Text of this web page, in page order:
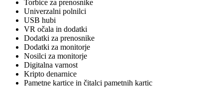
Torbice za prenosnike
Univerzalni polnilci
USB hubi
VR očala in dodatki
Dodatki za prenosnike
Dodatki za monitorje
Nosilci za monitorje
Digitalna varnost
Kripto denarnice
Pametne kartice in čitalci pametnih kartic